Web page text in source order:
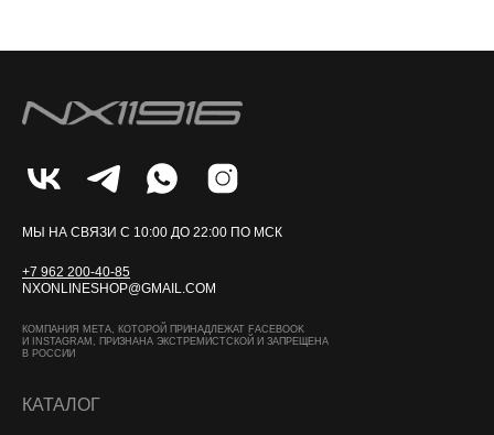
+7 962 200-40-85
NXONLINESHOP@GMAIL.COM
КОМПАНИЯ МЕТА, КОТОРОЙ ПРИНАДЛЕЖАТ FACEBOOK
И INSTAGRAM, ПРИЗНАНА ЭКСТРЕМИСТСКОЙ И ЗАПРЕЩЕНА
В РОССИИ
КАТАЛОГ
МЫ НА СВЯЗИ С 10:00 ДО 22:00 ПО МСК